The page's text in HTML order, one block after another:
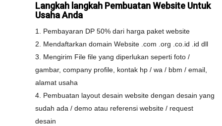
Langkah langkah Pembuatan Website Untuk
Usaha Anda
1. Pembayaran DP 50% dari harga paket website
2. Mendaftarkan domain Website .com .org .co.id .id dll
3. Mengirim File file yang diperlukan seperti foto /
gambar, company profile, kontak hp / wa / bbm / email,
alamat usaha
4. Pembuatan layout desain website dengan desain yang
sudah ada / demo atau referensi website / request
desain